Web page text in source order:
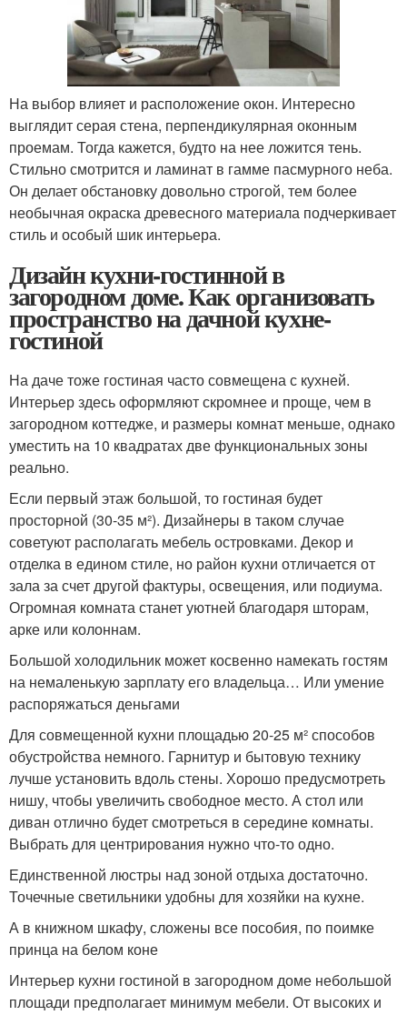
На выбор влияет и расположение окон. Интересно
выглядит серая стена, перпендикулярная оконным
проемам. Тогда кажется, будто на нее ложится тень.
Стильно смотрится и ламинат в гамме пасмурного неба.
Он делает обстановку довольно строгой, тем более
необычная окраска древесного материала подчеркивает
стиль и особый шик интерьера.
Дизайн кухни-гостинной в
загородном доме. Как организовать
пространство на дачной кухне-
гостиной
На даче тоже гостиная часто совмещена с кухней.
Интерьер здесь оформляют скромнее и проще, чем в
загородном коттедже, и размеры комнат меньше, однако
уместить на 10 квадратах две функциональных зоны
реально.
Если первый этаж большой, то гостиная будет
просторной (30-35 м²). Дизайнеры в таком случае
советуют располагать мебель островками. Декор и
отделка в едином стиле, но район кухни отличается от
зала за счет другой фактуры, освещения, или подиума.
Огромная комната станет уютней благодаря шторам,
арке или колоннам.
Большой холодильник может косвенно намекать гостям
на немаленькую зарплату его владельца… Или умение
распоряжаться деньгами
Для совмещенной кухни площадью 20-25 м² способов
обустройства немного. Гарнитур и бытовую технику
лучше установить вдоль стены. Хорошо предусмотреть
нишу, чтобы увеличить свободное место. А стол или
диван отлично будет смотреться в середине комнаты.
Выбрать для центрирования нужно что-то одно.
Единственной люстры над зоной отдыха достаточно.
Точечные светильники удобны для хозяйки на кухне.
А в книжном шкафу, сложены все пособия, по поимке
принца на белом коне
Интерьер кухни гостиной в загородном доме небольшой
площади предполагает минимум мебели. От высоких и